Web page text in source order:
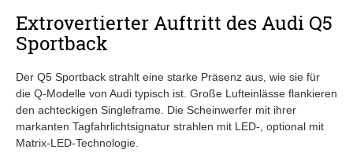
Extrovertierter Auftritt des Audi Q5
Sportback
Der Q5 Sportback strahlt eine starke Präsenz aus, wie sie für
die Q-Modelle von Audi typisch ist. Große Lufteinlässe flankieren
den achteckigen Singleframe. Die Scheinwerfer mit ihrer
markanten Tagfahrlichtsignatur strahlen mit LED-, optional mit
Matrix-LED-Technologie.